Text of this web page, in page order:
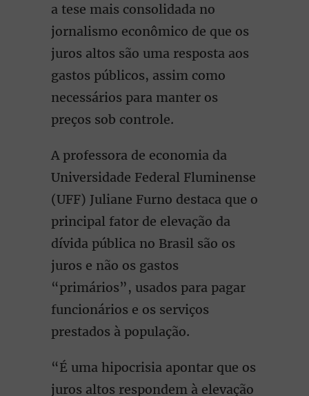
a tese mais consolidada no
jornalismo econômico de que os
juros altos são uma resposta aos
gastos públicos, assim como
necessários para manter os
preços sob controle.
A professora de economia da
Universidade Federal Fluminense
(UFF) Juliane Furno destaca que o
principal fator de elevação da
dívida pública no Brasil são os
juros e não os gastos
“primários”, usados para pagar
funcionários e os serviços
prestados à população.
“É uma hipocrisia apontar que os
juros altos respondem à elevação